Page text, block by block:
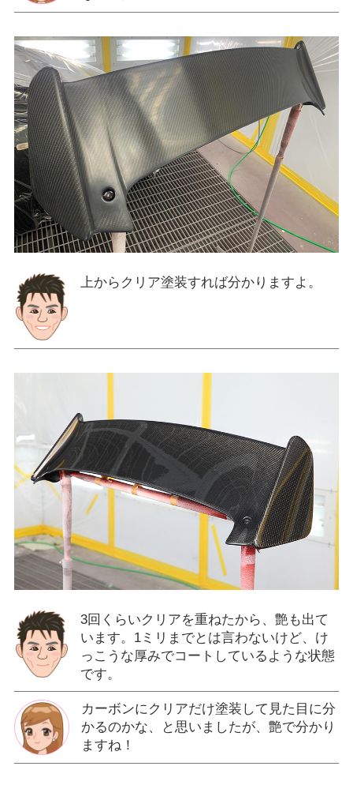
上からクリア塗装すれば分かりますよ。
3回くらいクリアを重ねたから、艶も出て
います。1ミリまでとは言わないけど、け
っこうな厚みでコートしているような状態
です。
カーボンにクリアだけ塗装して見た目に分
かるのかな、と思いましたが、艶で分かり
ますね！